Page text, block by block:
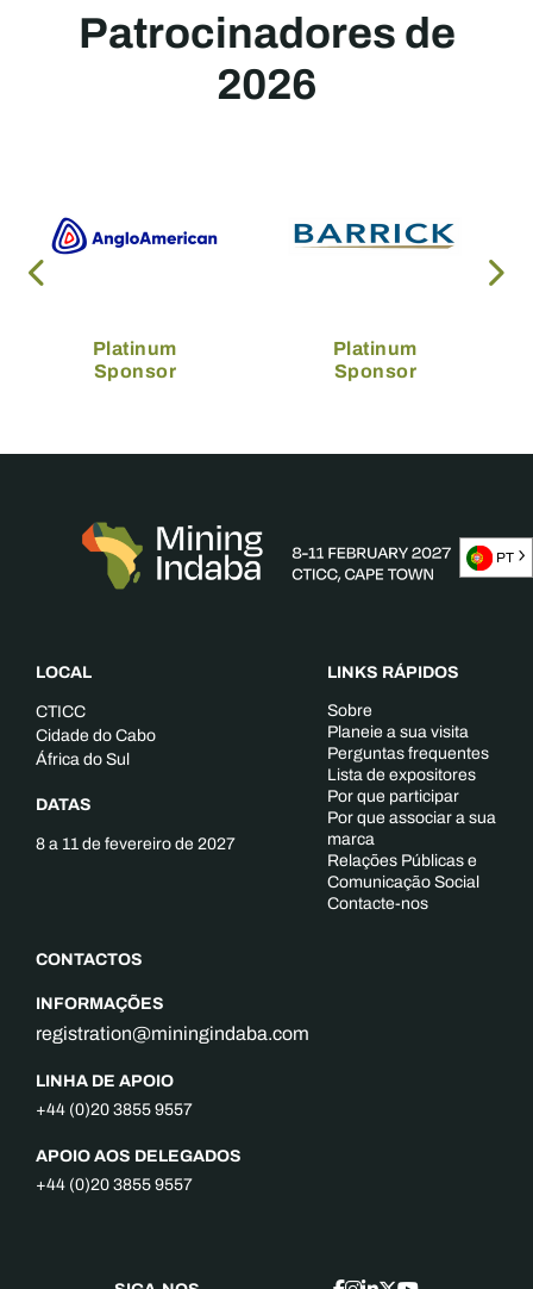
Patrocinadores de
2026
Platinum
Sponsor
Platinum
Sponsor
LOCAL
CTICC
Cidade do Cabo
África do Sul
DATAS
8 a 11 de fevereiro de 2027
CONTACTOS
INFORMAÇÕES
registration@miningindaba.com
LINHA DE APOIO
+44 (0)20 3855 9557
APOIO AOS DELEGADOS
+44 (0)20 3855 9557
LINKS RÁPIDOS
Sobre
Planeie a sua visita
Perguntas frequentes
Lista de expositores
Por que participar
Por que associar a sua
marca
Relações Públicas e
Comunicação Social
Contacte-nos
PT